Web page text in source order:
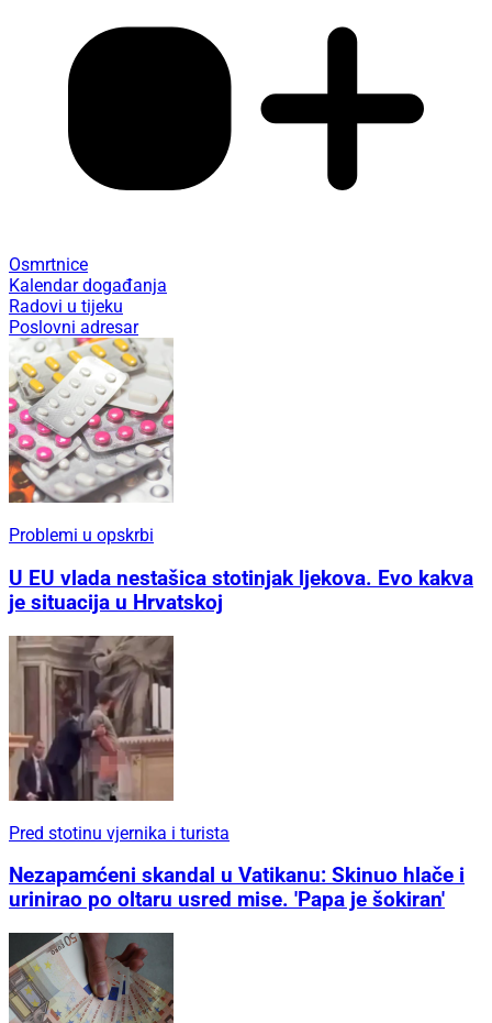
Osmrtnice
Kalendar događanja
Radovi u tijeku
Poslovni adresar
Problemi u opskrbi
U EU vlada nestašica stotinjak ljekova. Evo kakva
je situacija u Hrvatskoj
Pred stotinu vjernika i turista
Nezapamćeni skandal u Vatikanu: Skinuo hlače i
urinirao po oltaru usred mise. 'Papa je šokiran'